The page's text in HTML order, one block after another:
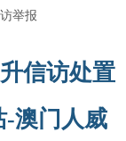
举报
信访处置
-澳门人威